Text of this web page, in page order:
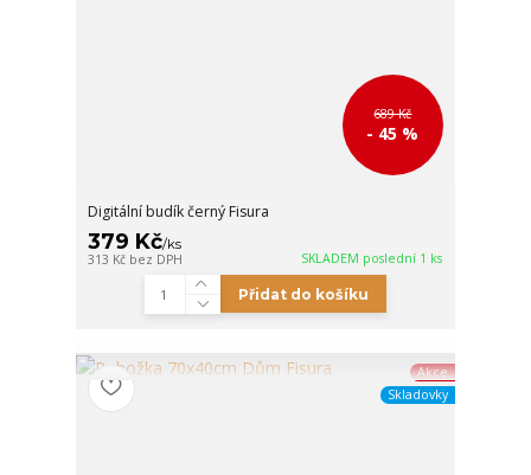
689 Kč
- 45 %
Digitální budík černý Fisura
379 Kč/ks
313 Kč bez DPH SKLADEM poslední 1 ks
Přidat do košíku
Akce
Skladovky